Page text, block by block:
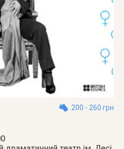
200 - 260 грн